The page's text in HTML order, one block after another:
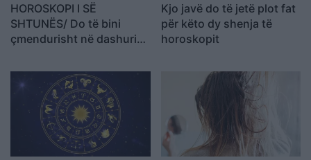
HOROSKOPI I SË
SHTUNËS/ Do të bini
çmendurisht në dashuri
simpatizuar kurrë
Kjo javë do të jetë plot fat
për këto dy shenja të
horoskopit